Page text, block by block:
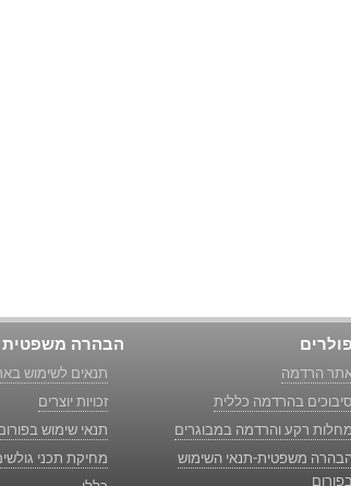
הבהרה משפטית
תנאים לשימוש
זכויות יוצרים
תנאי שימוש
מחיקת תכני
הרדמה
סיבוכים בהרדמה כללית
מחלות רקע והרדמה במבוגרים
הבהרה משפטית-תנאי השימוש